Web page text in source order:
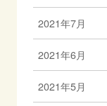
2021年7月
2021年6月
2021年5月